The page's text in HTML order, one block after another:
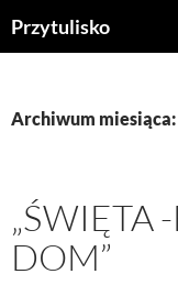
doPrzytulisko
Archiwum
„ŚWIĘTA
DOM”